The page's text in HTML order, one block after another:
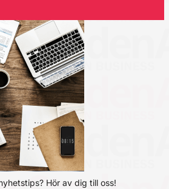
Hör av dig till oss!